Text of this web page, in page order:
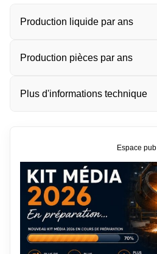
Production liquide par ans
Production pièces par ans
Plus d'informations technique
Espace pub